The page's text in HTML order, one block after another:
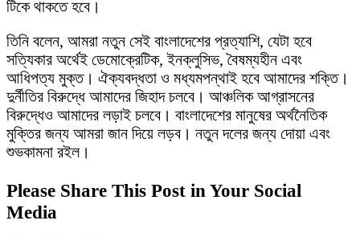
টিকে থাকতে হবে।
তিনি বলেন, আমরা নতুন সেই বাংলাদেশের প্রত্যাশি, যেটা হবে
সত্যিকার অর্থেই ডেমোক্রেটিক, ইনক্লুসিভ, বৈষম্যহীন এবং
আধিপত্য মুক্ত। ঐক্যবদ্ধতা ও মধ্যমপন্থাই হবে আমাদের শক্তি।
দুর্নীতির বিরুদ্ধে আমাদের জিহাদ চলবে। আঞ্চলিক আগ্রাসনের
বিরুদ্ধেও আমাদের লড়াই চলবে। বাংলাদেশের মানুষের অর্থনৈতিক
মুক্তির জন্য আমরা জান দিয়ে লড়ব। নতুন দলের জন্য দোয়া এবং
শুভকামনা রইল।
Please Share This Post in Your Social
Media